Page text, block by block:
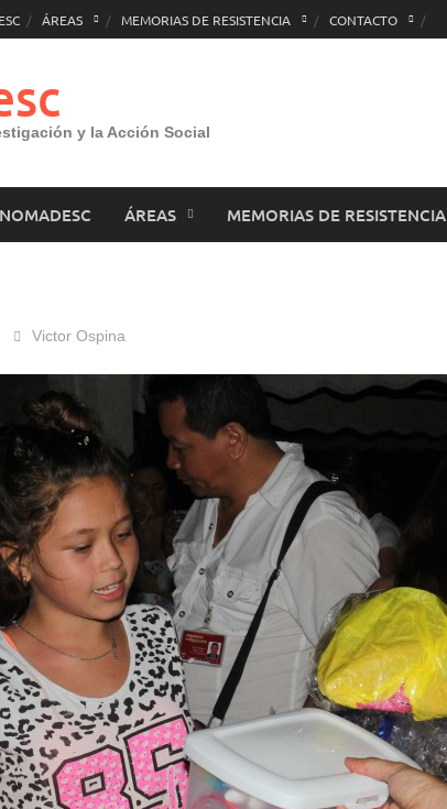
ÁREAS MEMORIAS DE RESISTENCIA CONTACTO
y la Acción Social
ÁREAS MEMORIAS DE RESISTENCIA
Victor Ospina